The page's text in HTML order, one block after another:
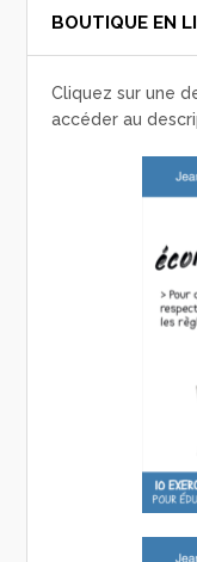
BOUTIQUE EN
Cliquez sur une
accéder au